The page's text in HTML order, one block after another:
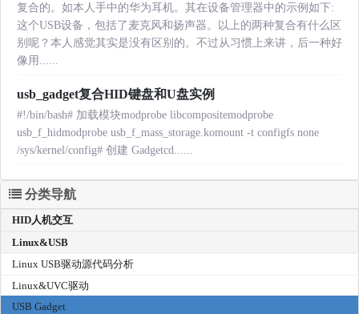
复合的。如本人手中的华为耳机。其在设备管理器中的示例如下:
这个USB设备，包括了麦克风和扬声器。以上的两种复合有什么区
别呢？本人感觉其实是没有区别的。不过从习惯上来讲，后一种好
像用......
usb_gadget复合HID键盘和U盘实例
#!/bin/bash# 加载模块modprobe libcompositemodprobe
usb_f_hidmodprobe usb_f_mass_storage.komount -t configfs none
/sys/kernel/config# 创建 Gadgetcd......
分类导航
HID人机交互
Linux&USB
Linux USB驱动源代码分析
Linux&UVC驱动
USB Gadget